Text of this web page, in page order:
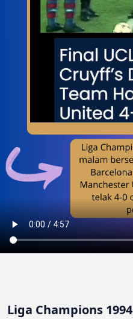
Liga Champions 1994